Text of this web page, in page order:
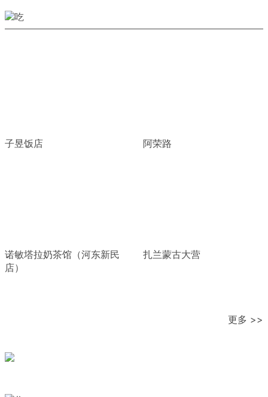
子昱饭店 阿荣路
诺敏塔拉奶茶馆（河东新民
店）
扎兰蒙古大营
更多 >>